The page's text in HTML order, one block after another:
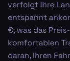
verfolgt Ihre
entspannt
€, was das
komfortablen
daran, Ihren